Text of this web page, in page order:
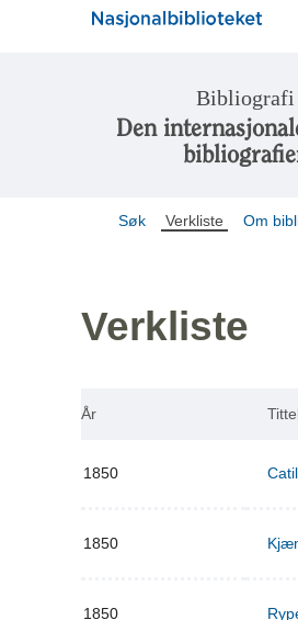
Bibliografi
Den
Søk Verkliste Om
Verkliste
År
1850
1850
1850